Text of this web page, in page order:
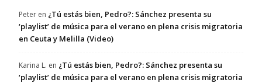
Peter en ¿Tú estás bien, Pedro?: Sánchez presenta su
‘playlist’ de música para el verano en plena crisis migratoria
en Ceuta y Melilla (Video)
Karina L. en ¿Tú estás bien, Pedro?: Sánchez presenta su
‘playlist’ de música para el verano en plena crisis migratoria